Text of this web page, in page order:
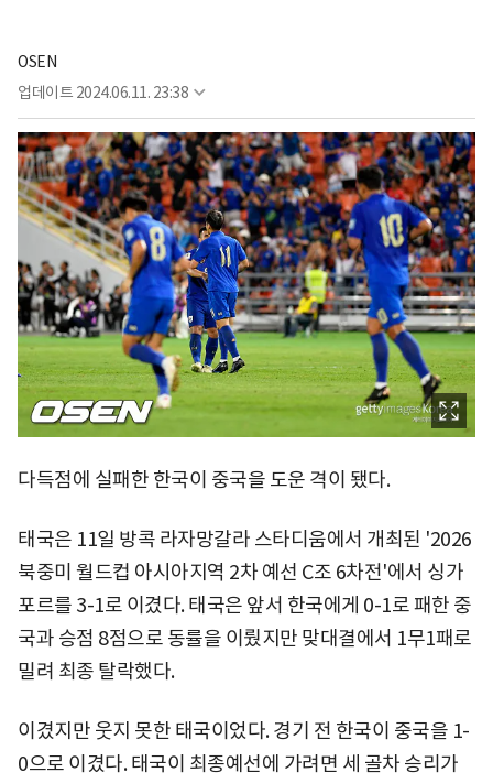
OSEN
업데이트 2024.06.11. 23:38
다득점에 실패한 한국이 중국을 도운 격이 됐다.
태국은 11일 방콕 라자망갈라 스타디움에서 개최된 '2026
북중미 월드컵 아시아지역 2차 예선 C조 6차전'에서 싱가
포르를 3-1로 이겼다. 태국은 앞서 한국에게 0-1로 패한 중
국과 승점 8점으로 동률을 이뤘지만 맞대결에서 1무1패로
밀려 최종 탈락했다.
이겼지만 웃지 못한 태국이었다. 경기 전 한국이 중국을 1-
0으로 이겼다. 태국이 최종예선에 가려면 세 골차 승리가